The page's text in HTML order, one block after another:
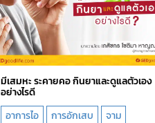
มีเสมหะ ระคายคอ กินยาและดูแลตัวเอง
อย่างไรดี
อาการไอ
การอักเสบ
จาม